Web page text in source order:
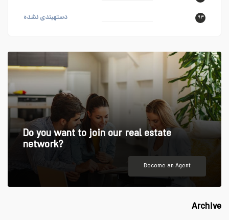
دستهبندی نشده ۹۴
Do you want to join our real estate
network?
Become an Agent
Archive